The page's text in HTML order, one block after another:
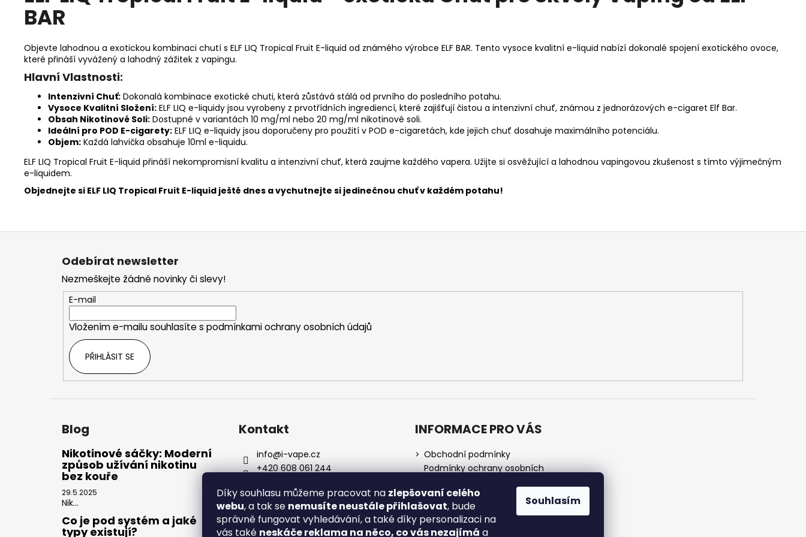
Díky souhlasu můžeme pracovat na zlepšovaní celého
webu, a tak se nemusíte neustále přihlašovat, bude
správně fungovat vyhledávání, a také díky personalizaci na
vás také neskáče reklama na něco, co vás nezajímá a
Souhlasím
BAR
Objevte lahodnou a exotickou kombinaci chutí s ELF LIQ Tropical Fruit E-liquid od známého výrobce ELF BAR. Tento vysoce kvalitní e-liquid nabízí dokonalé spojení exotického ovoce,
které přináší vyvážený a lahodný zážitek z vapingu.
Hlavní Vlastnosti:
Intenzivní Chuť: Dokonalá kombinace exotické chuti, která zůstává stálá od prvního do posledního potahu.
Vysoce Kvalitní Složení: ELF LIQ e-liquidy jsou vyrobeny z prvotřídních ingrediencí, které zajišťují čistou a intenzivní chuť, známou z jednorázových e-cigaret Elf Bar.
Obsah Nikotinové Soli: Dostupné v variantách 10 mg/ml nebo 20 mg/ml nikotinové soli.
Ideální pro POD E-cigarety: ELF LIQ e-liquidy jsou doporučeny pro použití v POD e-cigaretách, kde jejich chuť dosahuje maximálního potenciálu.
Objem: Každá lahvička obsahuje 10ml e-liquidu.
ELF LIQ Tropical Fruit E-liquid přináší nekompromisní kvalitu a intenzivní chuť, která zaujme každého vapera. Užijte si osvěžující a lahodnou vapingovou zkušenost s tímto výjimečným
e-liquidem.
Objednejte si ELF LIQ Tropical Fruit E-liquid ještě dnes a vychutnejte si jedinečnou chuť v každém potahu!
Z
Odebírat newsletter
Nezmeškejte žádné novinky či slevy!
E-mail
Vložením e-mailu souhlasíte s podmínkami ochrany osobních údajů
PŘIHLÁSIT SE
Blog
Nikotinové sáčky: Moderní
způsob užívání nikotinu
bez kouře
29.5.2025
Nik...
Co je pod systém a jaké
typy existují?
Kontakt
info@i-vape.cz
+420 608 061 244
INFORMACE PRO VÁS
Obchodní podmínky
Podmínky ochrany osobních
O nás
Doprava a platba
Zrušení objednávky
Reklamace a vrácení zboží